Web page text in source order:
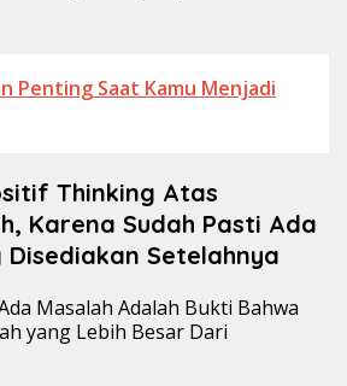
Penting Saat Kamu Menjadi
Thinking Atas
Karena Sudah Pasti Ada
Disediakan Setelahnya